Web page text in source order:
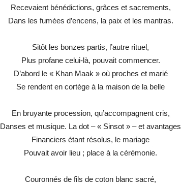
Recevaient bénédictions, grâces et sacrements,
Dans les fumées d’encens, la paix et les mantras.
Sitôt les bonzes partis, l’autre rituel,
Plus profane celui-là, pouvait commencer.
D’abord le « Khan Maak » où proches et marié
Se rendent en cortège à la maison de la belle
En bruyante procession, qu’accompagnent cris,
Danses et musique. La dot – « Sinsot » – et avantages
Financiers étant résolus, le mariage
Pouvait avoir lieu ; place à la cérémonie.
Couronnés de fils de coton blanc sacré,